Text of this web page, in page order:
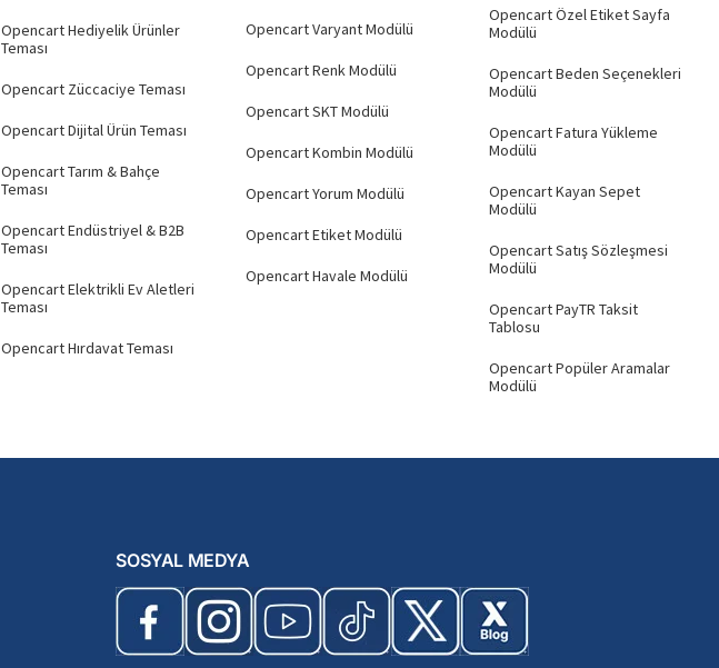
Opencart Hediyelik Ürünler
Teması
Opencart Züccaciye Teması
Opencart Dijital Ürün Teması
Opencart Tarım & Bahçe
Teması
Opencart Endüstriyel & B2B
Teması
Opencart Elektrikli Ev Aletleri
Teması
Opencart Hırdavat Teması
Opencart Varyant Modülü
Opencart Renk Modülü
Opencart SKT Modülü
Opencart Kombin Modülü
Opencart Yorum Modülü
Opencart Etiket Modülü
Opencart Havale Modülü
Opencart Özel Etiket Sayfa
Modülü
Opencart Beden Seçenekleri
Modülü
Opencart Fatura Yükleme
Modülü
Opencart Kayan Sepet
Modülü
Opencart Satış Sözleşmesi
Modülü
Opencart PayTR Taksit
Tablosu
Opencart Popüler Aramalar
Modülü
SOSYAL MEDYA